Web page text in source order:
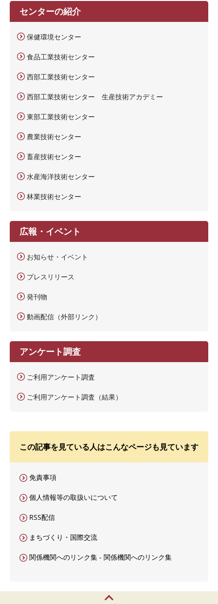
センターの紹介
保健環境センター
食品工業技術センター
西部工業技術センター
西部工業技術センター 生産技術アカデミー
東部工業技術センター
農業技術センター
畜産技術センター
水産海洋技術センター
林業技術センター
広報・イベント
お知らせ・イベント
プレスリリース
発刊物
動画配信（外部リンク）
アンケート調査
ご利用アンケート調査
ご利用アンケート調査（結果）
この記事を見ている人はこんなページも見ています
免責事項
個人情報等の取扱いについて
RSS配信
まちづくり・国際交流
関係機関へのリンク集 - 関係機関へのリンク集